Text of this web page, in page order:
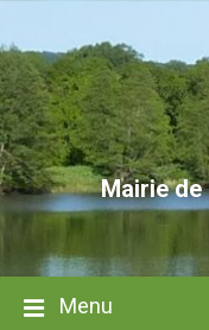
content
main
navigation
footer
Mairie
Menu